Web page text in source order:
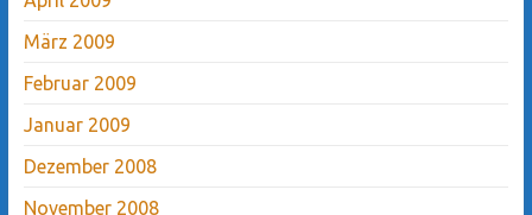
März 2009
Februar 2009
Januar 2009
Dezember 2008
November 2008